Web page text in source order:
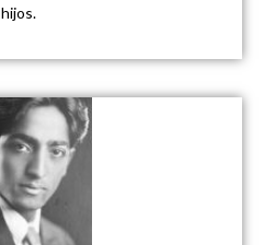
hijos.